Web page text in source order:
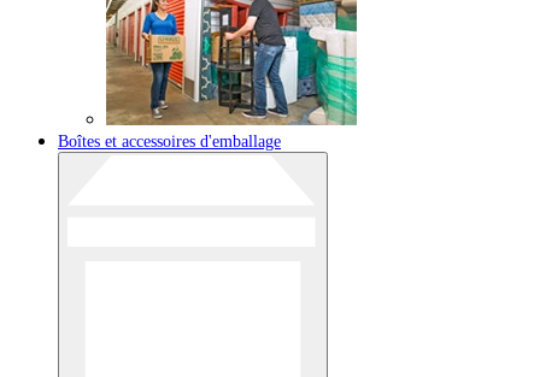
Boîtes et accessoires d'emballage